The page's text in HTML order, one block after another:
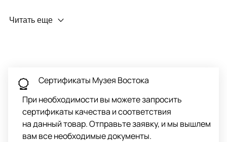
Профилактика износа
Обратитесь в салон, где приобретали ковёр, договоритесь о
заборе ковра экспертом либо привозите его в салон.
Читать еще
Сертификаты Музея Востока
При необходимости вы можете запросить
сертификаты качества и соответствия
на данный товар. Отправьте заявку, и мы вышлем
вам все необходимые документы.